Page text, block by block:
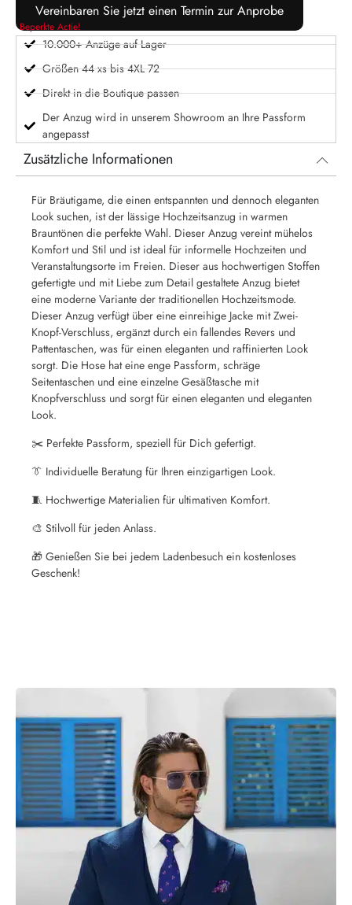
Vereinbaren Sie jetzt einen Termin zur Anprobe
Beperkte Actie!
10.000+ Anzüge auf Lager
Größen 44 xs bis 4XL 72
Direkt in die Boutique passen
Der Anzug wird in unserem Showroom an Ihre Passform
angepasst
Zusätzliche Informationen
Für Bräutigame, die einen entspannten und dennoch eleganten
Look suchen, ist der lässige Hochzeitsanzug in warmen
Brauntönen die perfekte Wahl. Dieser Anzug vereint mühelos
Komfort und Stil und ist ideal für informelle Hochzeiten und
Veranstaltungsorte im Freien. Dieser aus hochwertigen Stoffen
gefertigte und mit Liebe zum Detail gestaltete Anzug bietet
eine moderne Variante der traditionellen Hochzeitsmode.
Dieser Anzug verfügt über eine einreihige Jacke mit Zwei-
Knopf-Verschluss, ergänzt durch ein fallendes Revers und
Pattentaschen, was für einen eleganten und raffinierten Look
sorgt. Die Hose hat eine enge Passform, schräge
Seitentaschen und eine einzelne Gesäßtasche mit
Knopfverschluss und sorgt für einen eleganten und eleganten
Look.
✂️ Perfekte Passform, speziell für Dich gefertigt.
👔 Individuelle Beratung für Ihren einzigartigen Look.
🧵 Hochwertige Materialien für ultimativen Komfort.
🎨 Stilvoll für jeden Anlass.
🎁 Genießen Sie bei jedem Ladenbesuch ein kostenloses
Geschenk!